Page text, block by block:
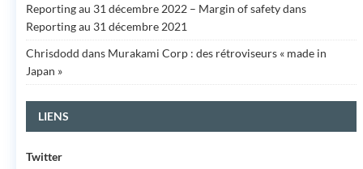
Reporting au 31 décembre 2022 – Margin of safetydans
Reporting au 31 décembre 2021
Chrisdodd dans Murakami Corp : des rétroviseurs « made in
Japan »
LIENS
Twitter